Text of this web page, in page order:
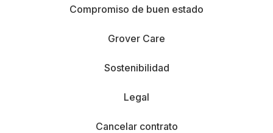
Compromiso de buen estado
Grover Care
Sostenibilidad
Legal
Cancelar contrato